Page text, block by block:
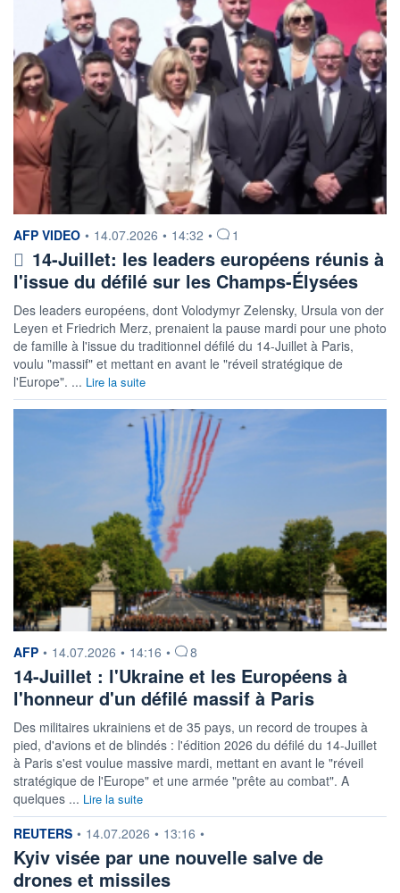
information fournie par
AFP VIDEO • 14.07.2026 • 14:32 • 1
14-Juillet: les leaders européens réunis à
l'issue du défilé sur les Champs-Élysées
Des leaders européens, dont Volodymyr Zelensky, Ursula von der
Leyen et Friedrich Merz, prenaient la pause mardi pour une photo
de famille à l'issue du traditionnel défilé du 14-Juillet à Paris,
voulu "massif" et mettant en avant le "réveil stratégique de
l'Europe". ... Lire la suite
information fournie par
AFP • 14.07.2026 • 14:16 • 8
14-Juillet : l'Ukraine et les Européens à
l'honneur d'un défilé massif à Paris
Des militaires ukrainiens et de 35 pays, un record de troupes à
pied, d'avions et de blindés : l'édition 2026 du défilé du 14-Juillet
à Paris s'est voulue massive mardi, mettant en avant le "réveil
stratégique de l'Europe" et une armée "prête au combat". A
quelques ... Lire la suite
information fournie par
REUTERS • 14.07.2026 • 13:16 •
Kyiv visée par une nouvelle salve de
drones et missiles